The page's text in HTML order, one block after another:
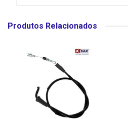
Produtos Relacionados